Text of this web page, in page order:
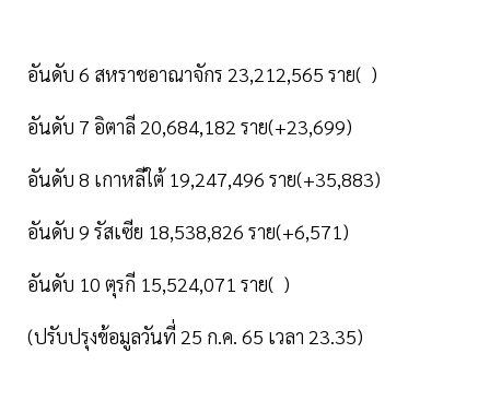
อันดับ 6 สหราชอาณาจักร 23,212,565 ราย( )
อันดับ 7 อิตาลี 20,684,182 ราย(+23,699)
อันดับ 8 เกาหลีใต้ 19,247,496 ราย(+35,883)
อันดับ 9 รัสเซีย 18,538,826 ราย(+6,571)
อันดับ 10 ตุรกี 15,524,071 ราย( )
(ปรับปรุงข้อมูลวันที่ 25 ก.ค. 65 เวลา 23.35)